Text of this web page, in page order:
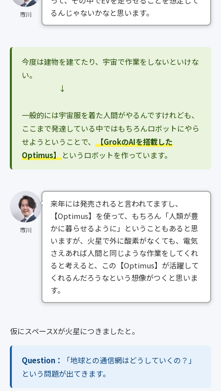
市川
るんじゃないかなと思います。
今度は建物を建てたり、宇宙で作業をしないといけな
い。
↓
一般的には宇宙服を着た人間がやるんですけれども、
ここまで発達している中ではもちろんロボットにやら
せようということで、 【GrokのAIを搭載した
Optimus】 というロボットを作っています。
市川
来年には発売されると言われてますし、
【Optimus】を使って、もちろん「人類が豊
かに暮らせるように」ということもあると思
いますが、火星で外に酸素がなくても、電気
さえあれば人間と同じような作業をしてくれ
ると考えると、この【Optimus】が活躍して
くれるんだろうなという想像がつくと思いま
す。
仮にスペースXが火星につきましたと。
Question：
「地球との通信網はどうしていくの？」
という問題が出てきます。